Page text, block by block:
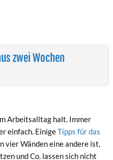
zwei Wochen
Arbeitsalltag halt. Immer
einfach. EinigeTipps für das
vier Wänden eine andere ist,
und Co. lassen sich nicht